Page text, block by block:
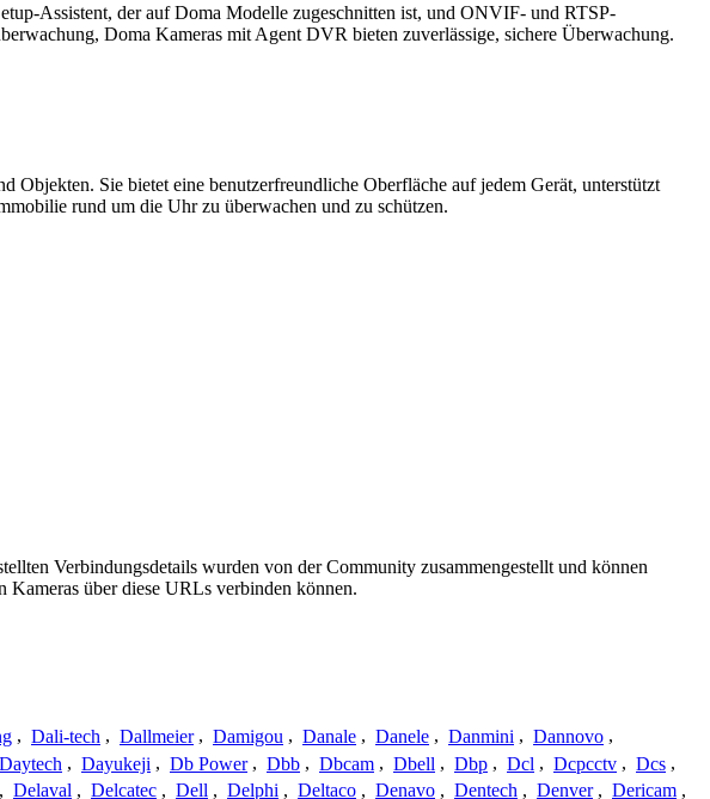
Assistent, der auf Doma Modelle zugeschnitten ist, und ONVIF- und RTSP-
Doma Kameras mit Agent DVR bieten zuverlässige, sichere Überwachung.
Sie bietet eine benutzerfreundliche Oberfläche auf jedem Gerät, unterstützt
rund um die Uhr zu überwachen und zu schützen.
Verbindungsdetails wurden von der Community zusammengestellt und können
Kameras über diese URLs verbinden können.
, Dali-tech , Dallmeier , Damigou , Danale , Danele , Danmini , Dannovo ,
Daytech , Dayukeji , Db Power , Dbb , Dbcam , Dbell , Dbp , Dcl , Dcpcctv , Dcs ,
, Delaval , Delcatec , Dell , Delphi , Deltaco , Denavo , Dentech , Denver , Dericam ,